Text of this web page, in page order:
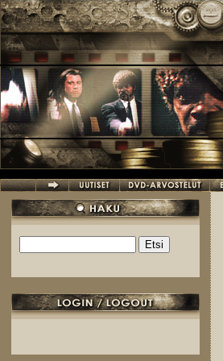
Hyppää pääsisältöön
Hakulomake